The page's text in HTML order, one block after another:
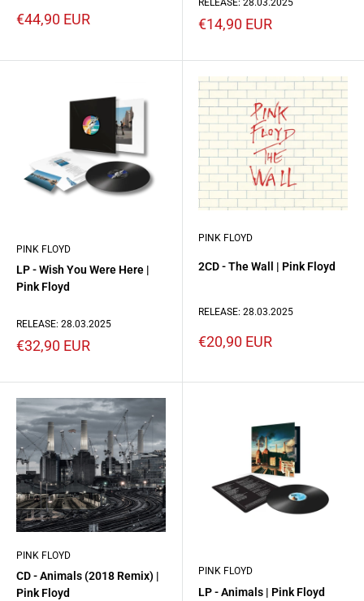
Prezzo
€44,90 EUR
Prezzo
€14,90 EUR
PINK FLOYD
LP - Wish You Were Here |
Pink Floyd
RELEASE: 28.03.2025
Prezzo
€32,90 EUR
PINK FLOYD
2CD - The Wall | Pink Floyd
RELEASE: 28.03.2025
Prezzo
€20,90 EUR
PINK FLOYD
CD - Animals (2018 Remix) |
Pink Floyd
PINK FLOYD
LP - Animals | Pink Floyd